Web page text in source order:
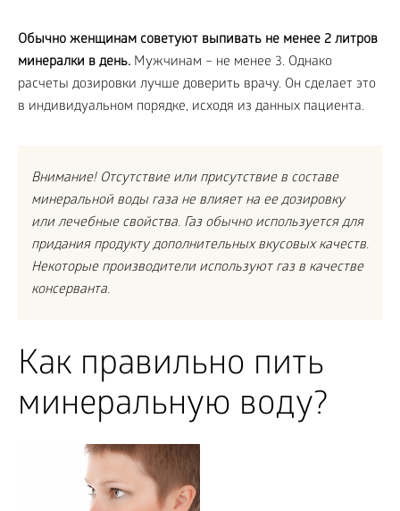
Обычно женщинам советуют выпивать не менее 2 литров
минералки в день. Мужчинам – не менее 3. Однако
расчеты дозировки лучше доверить врачу. Он сделает это
в индивидуальном порядке, исходя из данных пациента.
Внимание! Отсутствие или присутствие в составе
минеральной воды газа не влияет на ее дозировку
или лечебные свойства. Газ обычно используется для
придания продукту дополнительных вкусовых качеств.
Некоторые производители используют газ в качестве
консерванта.
Как правильно пить
минеральную воду?